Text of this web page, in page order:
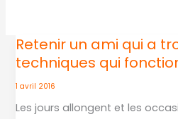
Retenir un ami qui a
techniques qui
1 avril 2016
Les jours allongent et les
Retenir
un
ami
qui